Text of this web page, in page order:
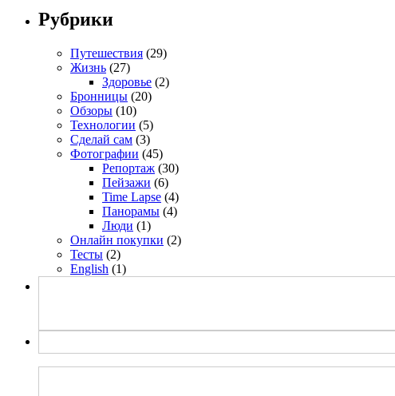
Рубрики
Путешествия (29)
Жизнь (27)
Здоровье (2)
Бронницы (20)
Обзоры (10)
Технологии (5)
Сделай сам (3)
Фотографии (45)
Репортаж (30)
Пейзажи (6)
Time Lapse (4)
Панорамы (4)
Люди (1)
Онлайн покупки (2)
Тесты (2)
English (1)